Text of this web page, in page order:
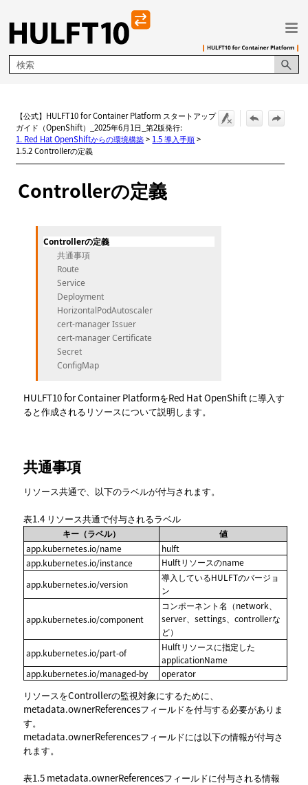
メイン コンテンツにスキップ
【公式】HULFT10 for Container Platform スタートアップ
ガイド（OpenShift）_2025年6月1日_第2版発行:
1. Red Hat OpenShiftからの環境構築> 1.5 導入手順>
1.5.2 Controllerの定義
Controllerの定義
Controllerの定義
共通事項
Route
Service
Deployment
HorizontalPodAutoscaler
cert-manager Issuer
cert-manager Certificate
Secret
ConfigMap
HULFT10 for Container PlatformをRed Hat OpenShift に導入す
ると作成されるリソースについて説明します。
共通事項
リソース共通で、以下のラベルが付与されます。
表1.4 リソース共通で付与されるラベル
キー（ラベル）
値
app.kubernetes.io/name
hulft
app.kubernetes.io/instance
Hulftリソースのname
app.kubernetes.io/version
導入しているHULFTのバージョ
ン
app.kubernetes.io/component
コンポーネント名（network、
server、settings、controllerな
ど）
app.kubernetes.io/part-of
Hulftリソースに指定した
applicationName
app.kubernetes.io/managed-by
operator
リソースをControllerの監視対象にするために、
metadata.ownerReferencesフィールドを付与する必要がありま
す。
metadata.ownerReferencesフィールドには以下の情報が付与さ
れます。
表1.5 metadata.ownerReferencesフィールドに付与される情報